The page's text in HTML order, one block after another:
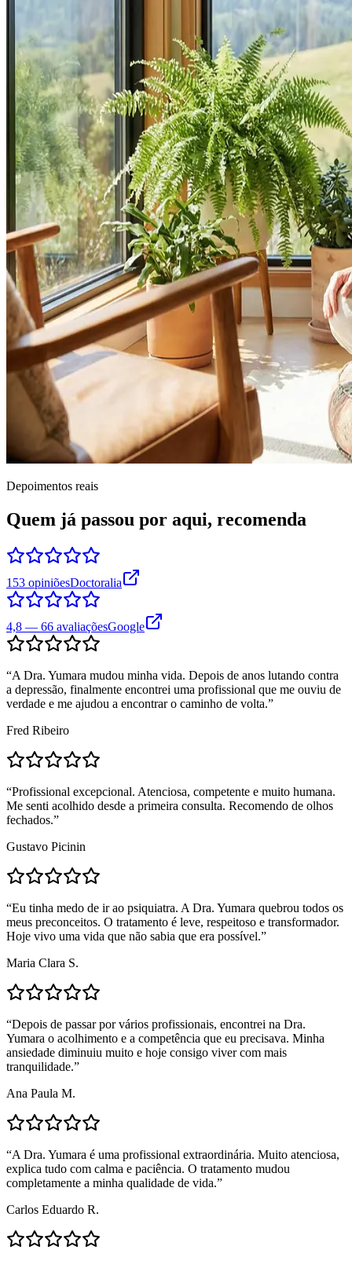
Depoimentos reais
Quem já passou por aqui, recomenda
153 opiniõesDoctoralia
4,8 — 66 avaliaçõesGoogle
“A Dra. Yumara mudou minha vida. Depois de anos lutando contra
a depressão, finalmente encontrei uma profissional que me ouviu de
verdade e me ajudou a encontrar o caminho de volta.”
Fred Ribeiro
“Profissional excepcional. Atenciosa, competente e muito humana.
Me senti acolhido desde a primeira consulta. Recomendo de olhos
fechados.”
Gustavo Picinin
“Eu tinha medo de ir ao psiquiatra. A Dra. Yumara quebrou todos os
meus preconceitos. O tratamento é leve, respeitoso e transformador.
Hoje vivo uma vida que não sabia que era possível.”
Maria Clara S.
“Depois de passar por vários profissionais, encontrei na Dra.
Yumara o acolhimento e a competência que eu precisava. Minha
ansiedade diminuiu muito e hoje consigo viver com mais
tranquilidade.”
Ana Paula M.
“A Dra. Yumara é uma profissional extraordinária. Muito atenciosa,
explica tudo com calma e paciência. O tratamento mudou
completamente a minha qualidade de vida.”
Carlos Eduardo R.